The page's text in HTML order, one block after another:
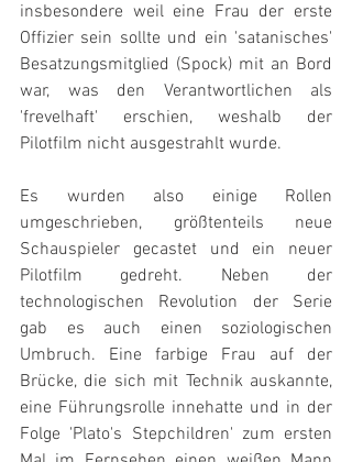
insbesondere weil eine Frau der erste
Offizier sein sollte und ein 'satanisches'
Besatzungsmitglied (Spock) mit an Bord
war, was den Verantwortlichen als
'frevelhaft' erschien, weshalb der
Pilotfilm nicht ausgestrahlt wurde.
Es wurden also einige Rollen
umgeschrieben, größtenteils neue
Schauspieler gecastet und ein neuer
Pilotfilm gedreht. Neben der
technologischen Revolution der Serie
gab es auch einen soziologischen
Umbruch. Eine farbige Frau auf der
Brücke, die sich mit Technik auskannte,
eine Führungsrolle innehatte und in der
Folge 'Plato's Stepchildren' zum ersten